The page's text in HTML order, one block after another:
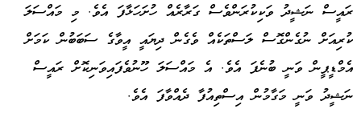
ރައީސް ނަޝީދު ވަކިކުރަންވެސް ގަރާރެއް ހުށަހަޅާފަ އެވެ. މި މައްސަލަ
ކުރިއަށް ނުގެންގޮސް ލަސްތަކެއް ވެގެން ދިޔައީ އީވާގެ ސަބަބުން ކަމަށް
އެމްޑީޕީން ވަނީ ބުނެފަ އެވެ. އެ މައްސަލަ ހޫނުވެފައިވަނިކޮށް ރައީސް
ނަޝީދު ވަނީ މަގާމުން އިސްތިއުފާ ދެއްވާފަ އެވެ.